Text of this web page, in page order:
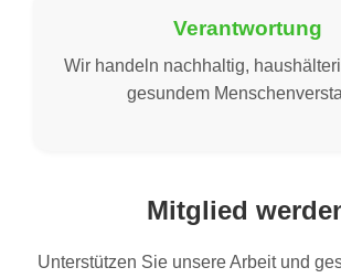
Verantwortung
Wir handeln nachhaltig,
gesundem
Mitglied
Unterstützen Sie unsere Arbeit und